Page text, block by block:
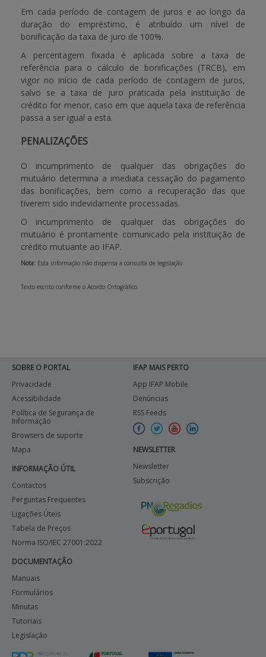
Em cada período de contagem de juros e ao longo da
duração do empréstimo, é atribuído um nível de
bonificação da taxa de juro de 100%.
A percentagem fixada é aplicada sobre a taxa de
referência para o cálculo de bonificações (TRCB), em
vigor no início de cada período de contagem de juros,
salvo se a taxa de juro praticada pela instituição de
crédito for menor, caso em que aquela taxa de referência
passa a ser igual a esta.
PENALIZAÇÕES
O incumprimento de qualquer das obrigações do
mutuário determina a imediata cessação do pagamento
das bonificações, bem como a recuperação das que
tiverem sido indevidamente processadas.
O incumprimento de qualquer das obrigações do
mutuário é prontamente comunicado pela instituição de
crédito mutuante ao IFAP.
Nota: Esta informação não dispensa a consulta de legislação
Texto escrito conforme o Acordo Ortográfico.
SOBRE O PORTAL
Privacidade
Acessibilidade
Política de Segurança de
Informação
Browsers de suporte
Mapa
INFORMAÇÃO ÚTIL
Contactos
Perguntas Frequentes
Ligações Úteis
Tabela de Preços
Norma ISO/IEC 27001:2022
DOCUMENTAÇÃO
Manuais
Formulários
Minutas
Tutoriais
Legislação
IFAP MAIS PERTO
App IFAP Mobile
Denúncias
RSS Feeds
NEWSLETTER
Newsletter
Subscrição